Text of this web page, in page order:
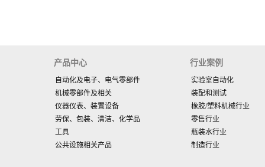
产品中心
自动化及电子、电气零部件
机械零部件及相关
仪器仪表、装置设备
劳保、包装、清洁、化学品
工具
公共设施相关产品
行业案例
实验室自动化
装配和测试
橡胶/塑料机械行业
零售行业
瓶装水行业
制造行业